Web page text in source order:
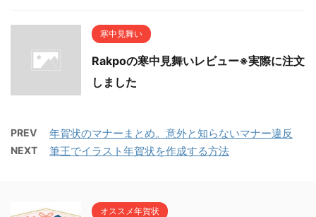
寒中見舞い
Rakpoの寒中見舞いレビュー※実際に注文
しました
PREV 年賀状のマナーまとめ。意外と知らないマナー違反
NEXT 筆王でイラスト年賀状を作成する方法
オススメ年賀状